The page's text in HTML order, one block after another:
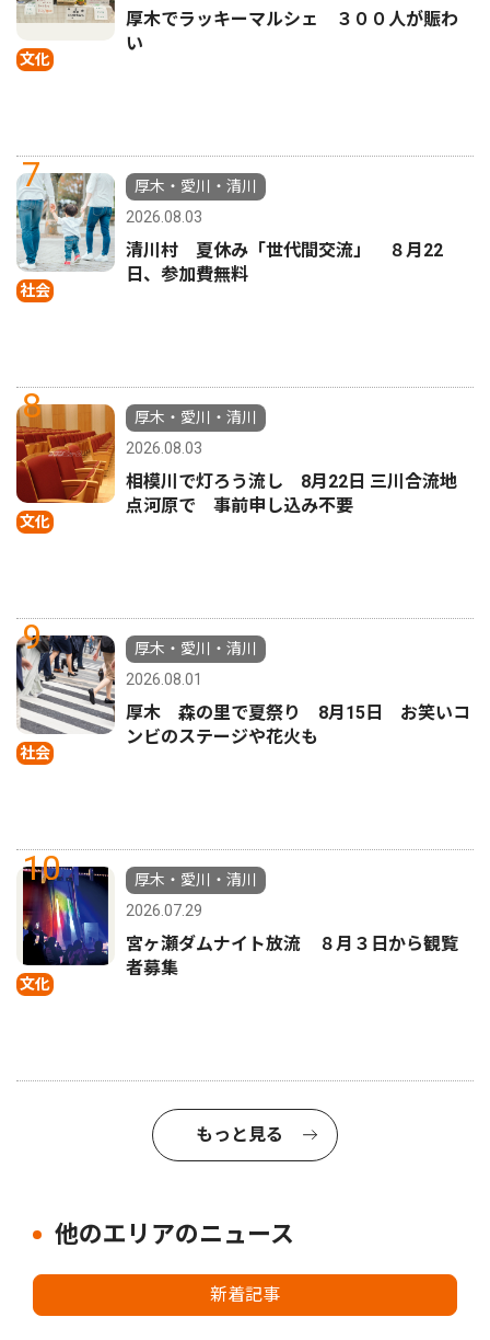
文化
厚木でラッキーマルシェ ３００人が賑わ
い
7
社会
厚木・愛川・清川
2026.08.03
清川村 夏休み「世代間交流」 ８月22
日、参加費無料
8
文化
厚木・愛川・清川
2026.08.03
相模川で灯ろう流し 8月22日 三川合流地
点河原で 事前申し込み不要
9
社会
厚木・愛川・清川
2026.08.01
厚木 森の里で夏祭り 8月15日 お笑いコ
ンビのステージや花火も
10
文化
厚木・愛川・清川
2026.07.29
宮ヶ瀬ダムナイト放流 ８月３日から観覧
者募集
もっと見る
他のエリアのニュース
新着記事